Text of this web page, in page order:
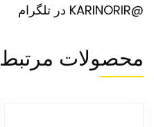
@KARINORIR در تلگرام
محصولات مرتبط